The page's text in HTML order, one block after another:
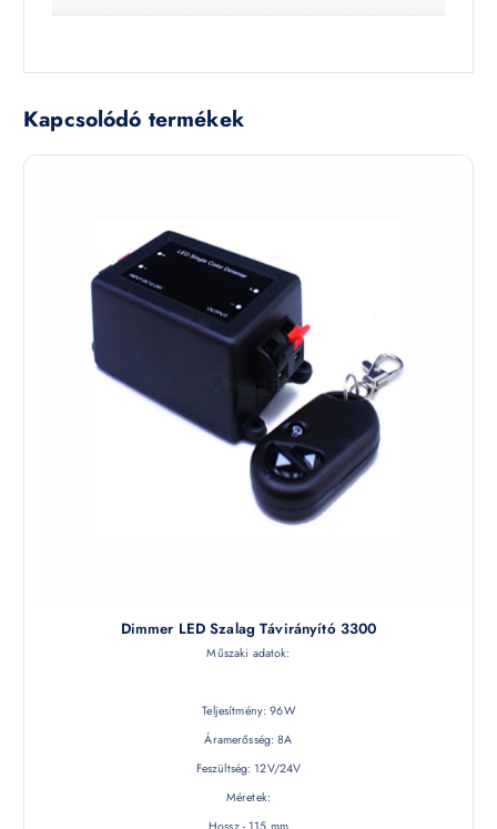
Kapcsolódó termékek
Dimmer LED Szalag Távirányító 3300
Műszaki adatok:
Teljesítmény: 96W
Áramerősség: 8A
Feszültség: 12V/24V
Méretek: